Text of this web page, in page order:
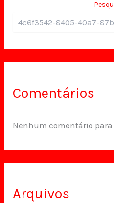
Comentários
Nenhum comentário para
Arquivos